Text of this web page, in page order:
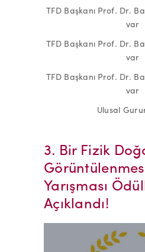
TFD Başkanı Prof. Dr.
var
TFD Başkanı Prof. Dr.
var
TFD Başkanı Prof. Dr.
var
Ulusal
3. Bir Fizik
Yarışması
Açıklandı!